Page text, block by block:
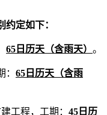
约定如下：
65日历天（含雨天） 。
65日历天（含雨
工程，工期： 45日历